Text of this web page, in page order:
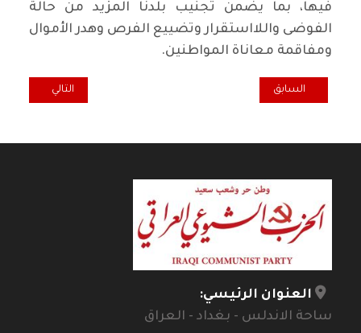
فيها، بما يضمن تجنيب بلدنا المزيد من حالة
الفوضى واللااستقرار وتضييع الفرص وهدر الأموال
ومفاقمة معاناة المواطنين.
المقال السابق: رائد فهمي: جريمة الفرحاتية مؤشر خطير على تدهور
السابق المقال التالي:
التالي
العنوان الرئيسي:
ساحة الاندلس - بغداد - العراق